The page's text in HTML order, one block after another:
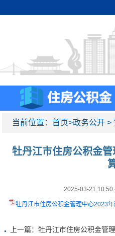
当前位置：首页>政务公开 >
牡丹江市住房公积金
2025-03-21
牡丹江市住房公积金管理中心2023
上一篇：牡丹江市住房公积金管